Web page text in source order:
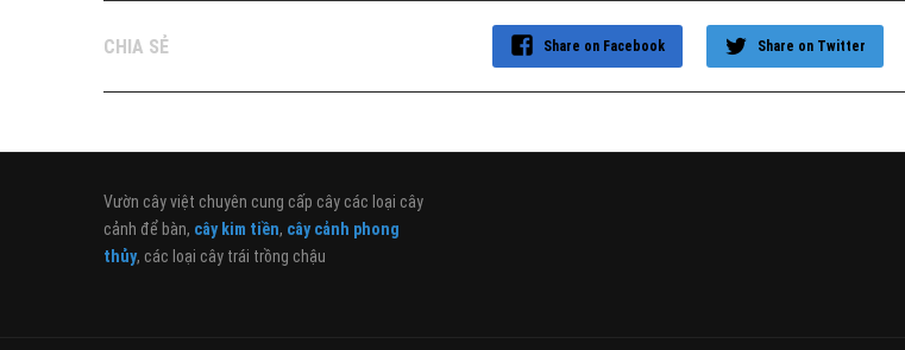
CHIA SẺ Share on Twitter
Share on Facebook
Vườn cây việt chuyên cung cấp cây các loại cây
cảnh để bàn, cây kim tiền, cây cảnh phong
thủy, các loại cây trái trồng chậu